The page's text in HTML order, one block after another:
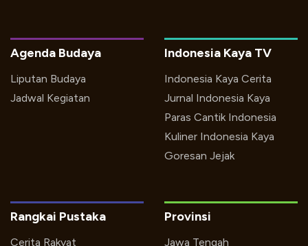
Indonesia Kaya TV
Indonesia Kaya Cerita
Jurnal Indonesia Kaya
Paras Cantik Indonesia
Kuliner Indonesia Kaya
Goresan Jejak
Agenda Budaya
Liputan Budaya
Jadwal Kegiatan
Rangkai Pustaka
Cerita Rakyat
Provinsi
Jawa Tengah